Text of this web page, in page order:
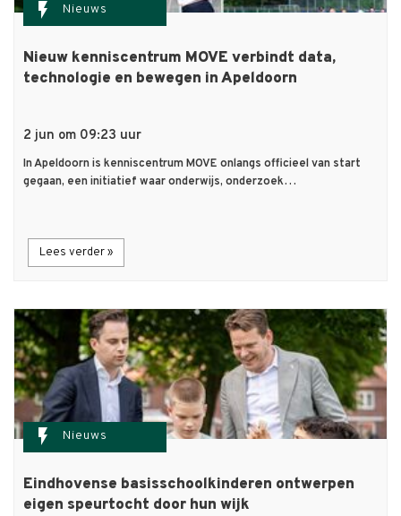
flash_on Nieuws
Nieuw kenniscentrum MOVE verbindt data,
technologie en bewegen in Apeldoorn
2 jun om 09:23 uur
In Apeldoorn is kenniscentrum MOVE onlangs officieel van start
gegaan, een initiatief waar onderwijs, onderzoek…
Lees verder »
flash_on Nieuws
Eindhovense basisschoolkinderen ontwerpen
eigen speurtocht door hun wijk